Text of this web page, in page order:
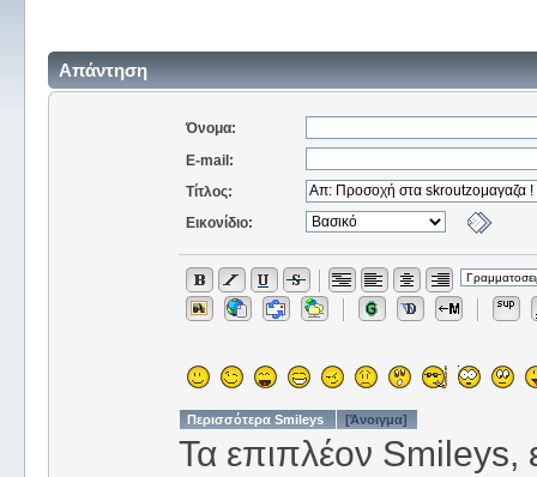
Απάντηση
Όνομα:
E-mail:
Τίτλος:
Εικονίδιο:
Περισσότερα Smileys [Άνοιγμα]
Τα επιπλέον Smileys,